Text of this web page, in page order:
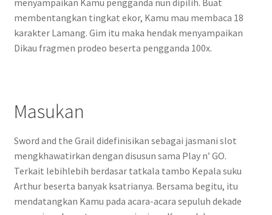
membentangkan tingkat ekor, Kamu mau membaca 18
karakter Lamang. Gim itu maka hendak menyampaikan
Dikau fragmen prodeo beserta pengganda 100x.
Masukan
Sword and the Grail didefinisikan sebagai jasmani slot
mengkhawatirkan dengan disusun sama Play n’ GO.
Terkait lebihlebih berdasar tatkala tambo Kepala suku
Arthur beserta banyak ksatrianya. Bersama begitu, itu
mendatangkan Kamu pada acara-acara sepuluh dekade